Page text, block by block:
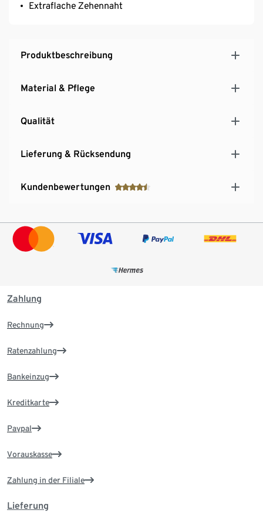
Extraflache Zehennaht
Produktbeschreibung
Material & Pflege
Qualität
Lieferung & Rücksendung
Kundenbewertungen
Zahlung
Rechnung
Ratenzahlung
Bankeinzug
Kreditkarte
Paypal
Vorauskasse
Zahlung in der Filiale
Lieferung